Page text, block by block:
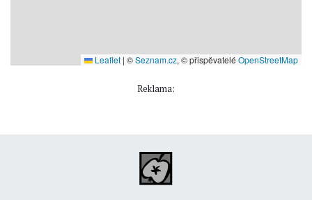
Leaflet | ©Seznam.cz, © přispěvatelé OpenStreetMap
Reklama: